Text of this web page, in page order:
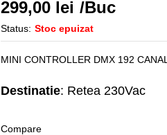
299,00 lei /Buc
Status: Stoc epuizat
MINI CONTROLLER DMX 192
Destinatie: Retea 230Vac
Compare